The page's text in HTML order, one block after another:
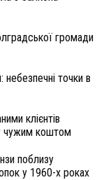
громади
небезпечні точки в
клієнтів
чужим коштом
поблизу
у 1960-х роках